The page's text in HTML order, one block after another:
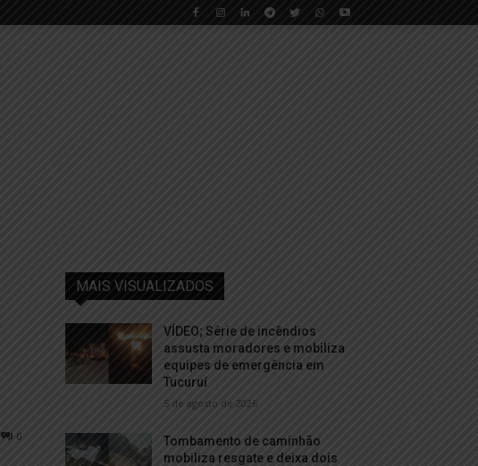
0
MAIS VISUALIZADOS
VÍDEO; Série de incêndios
assusta moradores e mobiliza
equipes de emergência em
Tucuruí
5 de agosto de 2026
Tombamento de caminhão
mobiliza resgate e deixa dois